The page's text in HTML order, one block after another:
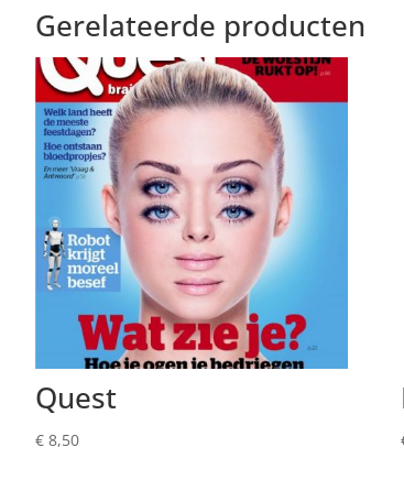
Gerelateerde producten
Quest
€ 8,50